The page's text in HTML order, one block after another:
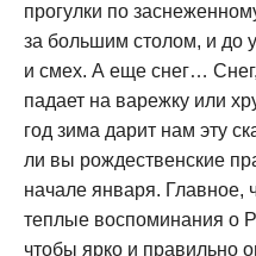
прогулки по
за большим столом, и до
и смех. А еще снег…
падает на варежку или
год зима дарит нам эту
ли вы рождественские
начале января. Главное,
теплые воспоминания о
чтобы ярко и правильно